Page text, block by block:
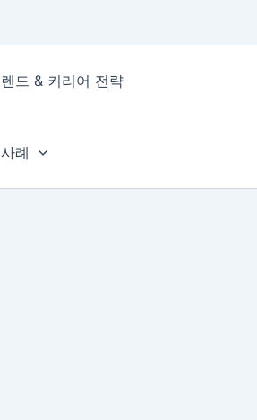
드 & 커리어 전략
례